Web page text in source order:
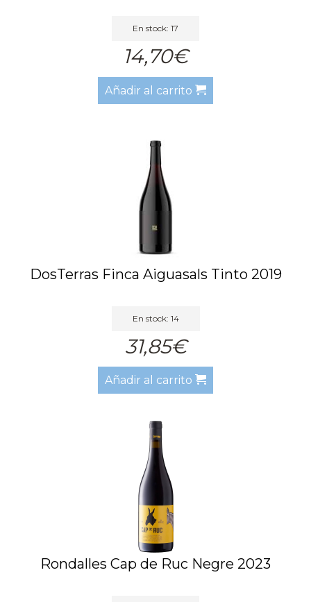
En stock: 17
14,70€
Añadir al carrito
DosTerras Finca Aiguasals Tinto 2019
En stock: 14
31,85€
Añadir al carrito
Rondalles Cap de Ruc Negre 2023